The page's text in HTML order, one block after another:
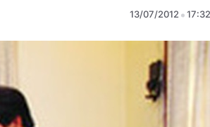
13/07/2012 17:32